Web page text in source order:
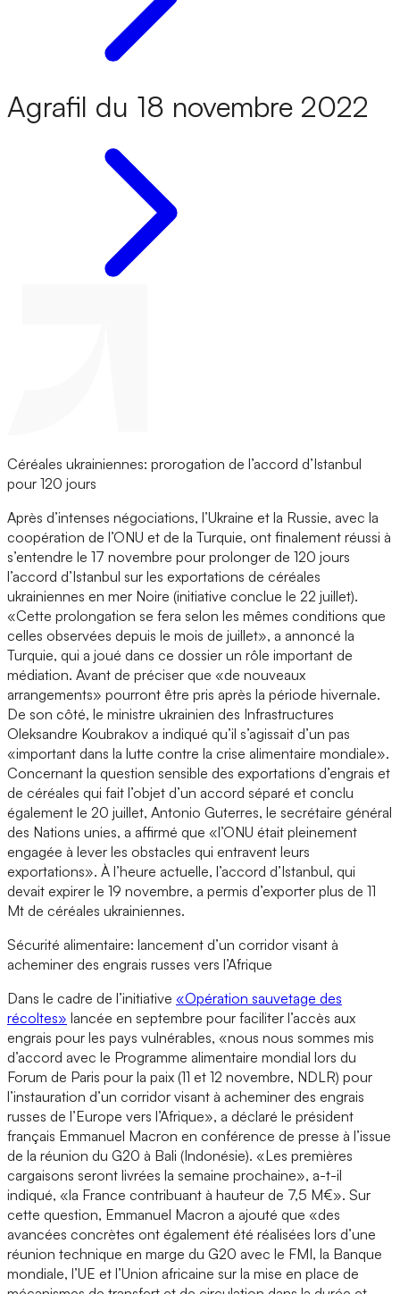
Agrafil du 18 novembre 2022
Céréales ukrainiennes: prorogation de l’accord d’Istanbul
pour 120 jours
Après d’intenses négociations, l’Ukraine et la Russie, avec la
coopération de l’ONU et de la Turquie, ont finalement réussi à
s’entendre le 17 novembre pour prolonger de 120 jours
l’accord d’Istanbul sur les exportations de céréales
ukrainiennes en mer Noire (initiative conclue le 22 juillet).
«Cette prolongation se fera selon les mêmes conditions que
celles observées depuis le mois de juillet», a annoncé la
Turquie, qui a joué dans ce dossier un rôle important de
médiation. Avant de préciser que «de nouveaux
arrangements» pourront être pris après la période hivernale.
De son côté, le ministre ukrainien des Infrastructures
Oleksandre Koubrakov a indiqué qu’il s’agissait d’un pas
«important dans la lutte contre la crise alimentaire mondiale».
Concernant la question sensible des exportations d’engrais et
de céréales qui fait l’objet d’un accord séparé et conclu
également le 20 juillet, Antonio Guterres, le secrétaire général
des Nations unies, a affirmé que «l’ONU était pleinement
engagée à lever les obstacles qui entravent leurs
exportations». À l’heure actuelle, l’accord d’Istanbul, qui
devait expirer le 19 novembre, a permis d’exporter plus de 11
Mt de céréales ukrainiennes.
Sécurité alimentaire: lancement d’un corridor visant à
acheminer des engrais russes vers l’Afrique
Dans le cadre de l’initiative «Opération sauvetage des
récoltes» lancée en septembre pour faciliter l’accès aux
engrais pour les pays vulnérables, «nous nous sommes mis
d’accord avec le Programme alimentaire mondial lors du
Forum de Paris pour la paix (11 et 12 novembre, NDLR) pour
l’instauration d’un corridor visant à acheminer des engrais
russes de l’Europe vers l’Afrique», a déclaré le président
français Emmanuel Macron en conférence de presse à l’issue
de la réunion du G20 à Bali (Indonésie). «Les premières
cargaisons seront livrées la semaine prochaine», a-t-il
indiqué, «la France contribuant à hauteur de 7,5 M€». Sur
cette question, Emmanuel Macron a ajouté que «des
avancées concrètes ont également été réalisées lors d’une
réunion technique en marge du G20 avec le FMI, la Banque
mondiale, l’UE et l’Union africaine sur la mise en place de